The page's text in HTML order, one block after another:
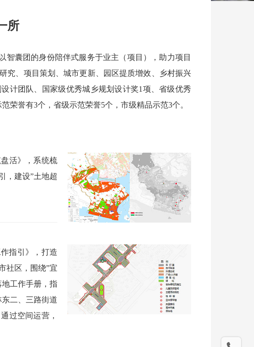
所
囊团的身份陪伴式服务于业主（项目），助力项目
究、项目策划、城市更新、园区提质增效、乡村振兴
计团队、国家级优秀城乡规划设计奖1项、省级优秀
荣誉有3个，省级示范荣誉5个，市级精品示范3个。
活》，系统梳
，建设”土地超
指引》，打造
社区，围绕”宜
工作手册，指
二、三路街道
过空间运营，